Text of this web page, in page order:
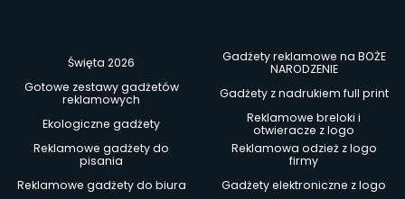
Święta 2026
Gadżety reklamowe na BOŻE
NARODZENIE
Gotowe zestawy gadżetów
reklamowych
Gadżety z nadrukiem full print
Ekologiczne gadżety
Reklamowe breloki i
otwieracze z logo
Reklamowe gadżety do
pisania
Reklamowa odzież z logo
firmy
Reklamowe gadżety do biura
Gadżety elektroniczne z logo